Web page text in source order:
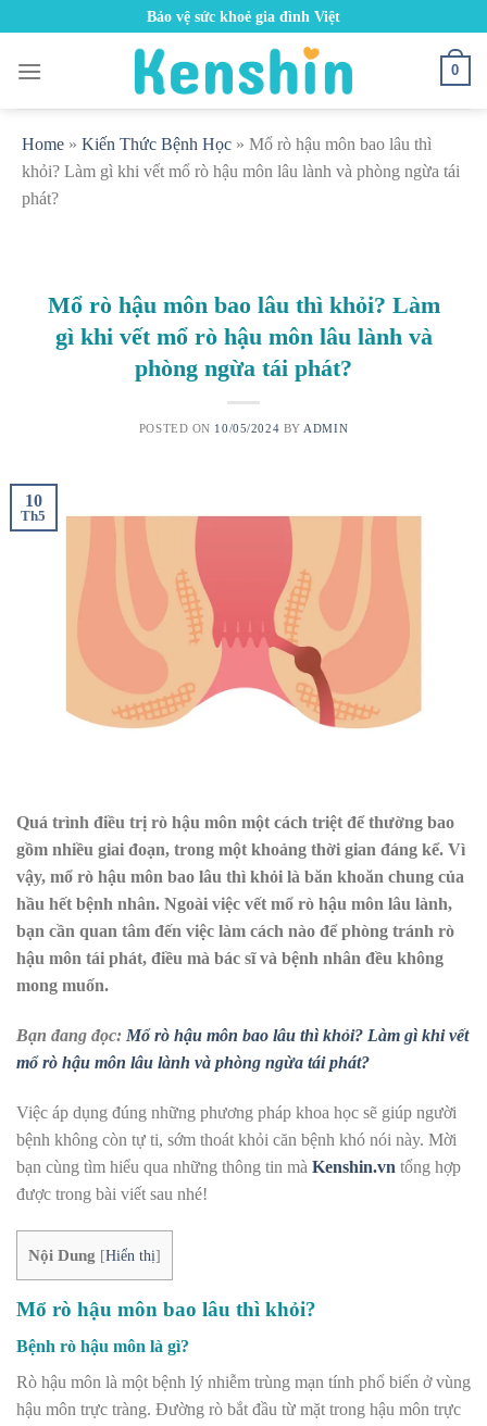
content
Bảo vệ sức khoẻ gia đình Việt
0
Home » Kiến Thức Bệnh Học » Mổ rò hậu môn bao lâu thì
khỏi? Làm gì khi vết mổ rò hậu môn lâu lành và phòng ngừa tái
phát?
Mổ rò hậu môn bao lâu thì khỏi? Làm
gì khi vết mổ rò hậu môn lâu lành và
phòng ngừa tái phát?
POSTED ON 10/05/2024 BY ADMIN
10
Th5
Quá trình điều trị rò hậu môn một cách triệt để thường bao
gồm nhiều giai đoạn, trong một khoảng thời gian đáng kể. Vì
vậy, mổ rò hậu môn bao lâu thì khỏi là băn khoăn chung của
hầu hết bệnh nhân. Ngoài việc vết mổ rò hậu môn lâu lành,
bạn cần quan tâm đến việc làm cách nào để phòng tránh rò
hậu môn tái phát, điều mà bác sĩ và bệnh nhân đều không
mong muốn.
Bạn đang đọc: Mổ rò hậu môn bao lâu thì khỏi? Làm gì khi vết
mổ rò hậu môn lâu lành và phòng ngừa tái phát?
Việc áp dụng đúng những phương pháp khoa học sẽ giúp người
bệnh không còn tự ti, sớm thoát khỏi căn bệnh khó nói này. Mời
bạn cùng tìm hiểu qua những thông tin mà Kenshin.vn tổng hợp
được trong bài viết sau nhé!
Nội Dung [Hiển thị]
Mổ rò hậu môn bao lâu thì khỏi?
Bệnh rò hậu môn là gì?
Rò hậu môn là một bệnh lý nhiễm trùng mạn tính phổ biến ở vùng
hậu môn trực tràng. Đường rò bắt đầu từ mặt trong hậu môn trực